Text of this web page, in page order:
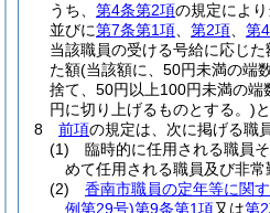
うち、 第4条第2項の規定によ
並びに第7条第1項 第2項 第
当該職員の受ける号給に応じ
た額(当該額に、50円未満の端
捨て、50円以上100円未満の
円に切り上げるものとする。)
8
前項の規定は、次に掲げる職
(1)
臨時的に任用される職員
めて任用される職員及び非常
(2)
香南市職員の定年等に関
例第29号)第9条第1項又は第